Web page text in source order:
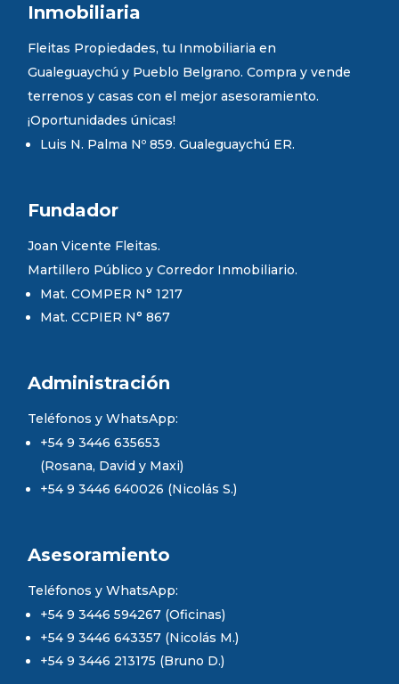
Inmobiliaria
Fleitas Propiedades, tu Inmobiliaria en
Gualeguaychú y Pueblo Belgrano. Compra y vende
terrenos y casas con el mejor asesoramiento.
¡Oportunidades únicas!
Luis N. Palma Nº 859. Gualeguaychú ER.
Fundador
Joan Vicente Fleitas.
Martillero Público y Corredor Inmobiliario.
Mat. COMPER N° 1217
Mat. CCPIER N° 867
Administración
Teléfonos y WhatsApp:
+54 9 3446 635653
(Rosana, David y Maxi)
+54 9 3446 640026 (Nicolás S.)
Asesoramiento
Teléfonos y WhatsApp:
+54 9 3446 594267 (Oficinas)
+54 9 3446 643357 (Nicolás M.)
+54 9 3446 213175 (Bruno D.)